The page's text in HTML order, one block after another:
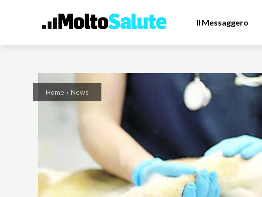
Il Messaggero
Home News